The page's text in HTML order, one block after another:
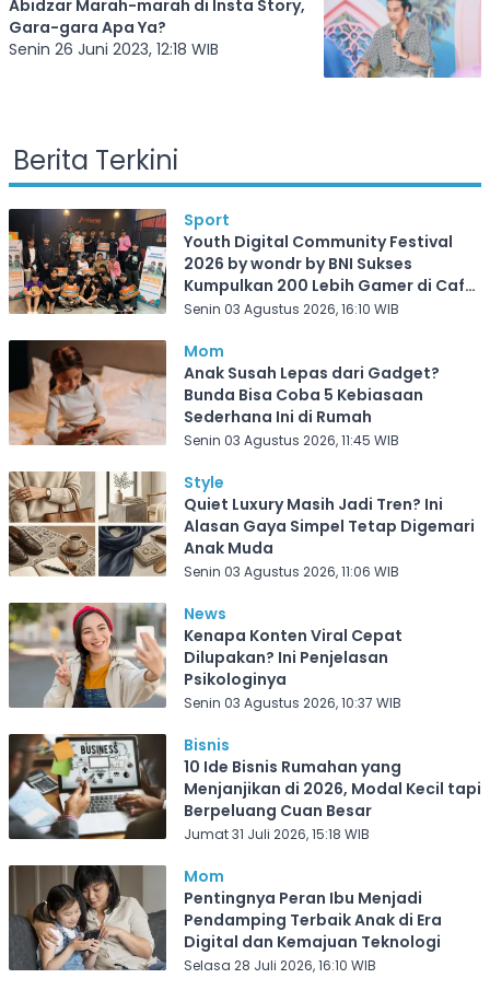
Abidzar Marah-marah di Insta Story,
Gara-gara Apa Ya?
Senin 26 Juni 2023, 12:18 WIB
Berita Terkini
Sport
Youth Digital Community Festival
2026 by wondr by BNI Sukses
Kumpulkan 200 Lebih Gamer di Cafe
Frekuensi Depok
Senin 03 Agustus 2026, 16:10 WIB
Mom
Anak Susah Lepas dari Gadget?
Bunda Bisa Coba 5 Kebiasaan
Sederhana Ini di Rumah
Senin 03 Agustus 2026, 11:45 WIB
Style
Quiet Luxury Masih Jadi Tren? Ini
Alasan Gaya Simpel Tetap Digemari
Anak Muda
Senin 03 Agustus 2026, 11:06 WIB
News
Kenapa Konten Viral Cepat
Dilupakan? Ini Penjelasan
Psikologinya
Senin 03 Agustus 2026, 10:37 WIB
Bisnis
10 Ide Bisnis Rumahan yang
Menjanjikan di 2026, Modal Kecil tapi
Berpeluang Cuan Besar
Jumat 31 Juli 2026, 15:18 WIB
Mom
Pentingnya Peran Ibu Menjadi
Pendamping Terbaik Anak di Era
Digital dan Kemajuan Teknologi
Selasa 28 Juli 2026, 16:10 WIB